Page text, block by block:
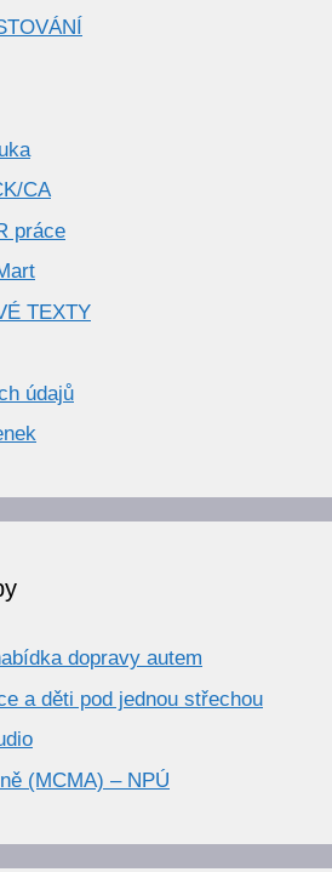
CA
práce
TEXTY
údajů
dopravy autem
a děti pod jednou střechou
(MCMA) – NPÚ